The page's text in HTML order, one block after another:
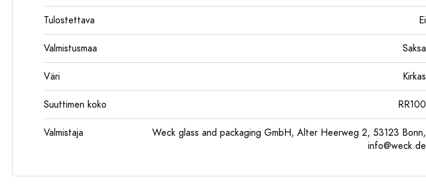
Tulostettava Ei
Valmistusmaa Saksa
Väri Kirkas
Suuttimen koko RR100
Valmistaja
Weck glass and packaging GmbH, Alter Heerweg 2, 53123 Bonn,
info@weck.de